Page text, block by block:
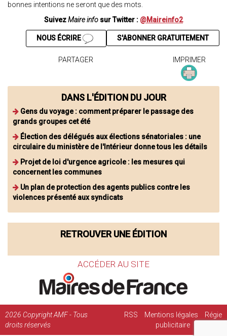
bonnes intentions ne seront que des mots.
SuivezMaire info sur Twitter : @Maireinfo2
S'ABONNER GRATUITEMENT
NOUS ÉCRIRE
PARTAGER IMPRIMER
DANS L'ÉDITION DU JOUR
Gens du voyage : comment préparer le passage des
grands groupes cet été
Élection des délégués aux élections sénatoriales : une
circulaire du ministère de l'Intérieur donne tous les détails
Projet de loi d'urgence agricole : les mesures qui
concernent les communes
Un plan de protection des agents publics contre les
violences présenté aux syndicats
RETROUVER UNE ÉDITION
ACCÉDER AU SITE
2026 Copyright AMF - Tous
droits réservés
RSS Mentions légales
Régie
publicitaire